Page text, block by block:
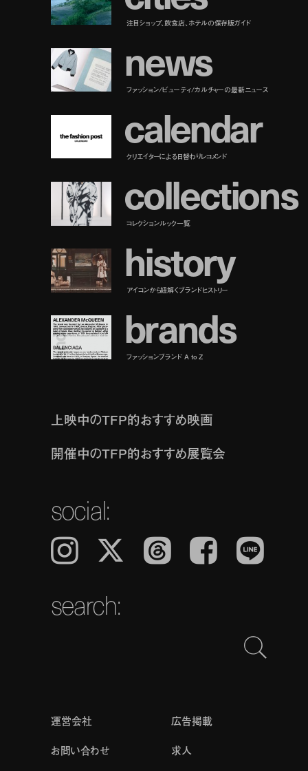
注目ショップ、飲食店、ホテルの保存版ガイド
news
ファッション/ビューティ/カルチャーの最新ニュース
calendar
クリエイターによる日替わりレコメンド
collections
コレクションルック一覧
history
アイコンから紐解くブランドヒストリー
brands
ファッションブランド A to Z
上映中のTFP的おすすめ映画
開催中のTFP的おすすめ展覧会
social:
Instagram 𝕏 Threads Facebook LINE
search:
運営会社
広告掲載
お問い合わせ
求人